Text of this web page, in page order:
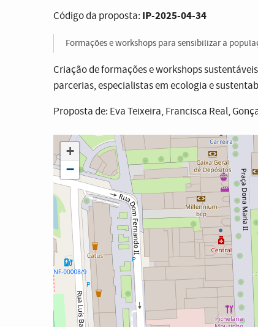
Código da proposta: IP-2025-04-34
Formações e workshops para sensibilizar a
Criação de formações e workshops
parcerias, especialistas em ecologia e
Proposta de: Eva Teixeira, Francisca Real,
+
−